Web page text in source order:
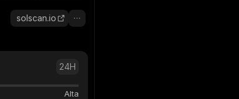
solscan.io
24H
Alta